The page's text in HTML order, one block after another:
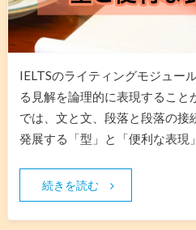
IELTSのライティングモジュー
る見解を論理的に表現すること
では、文と文、段落と段落の接
発展する「型」と「便利な表現
続きを読む